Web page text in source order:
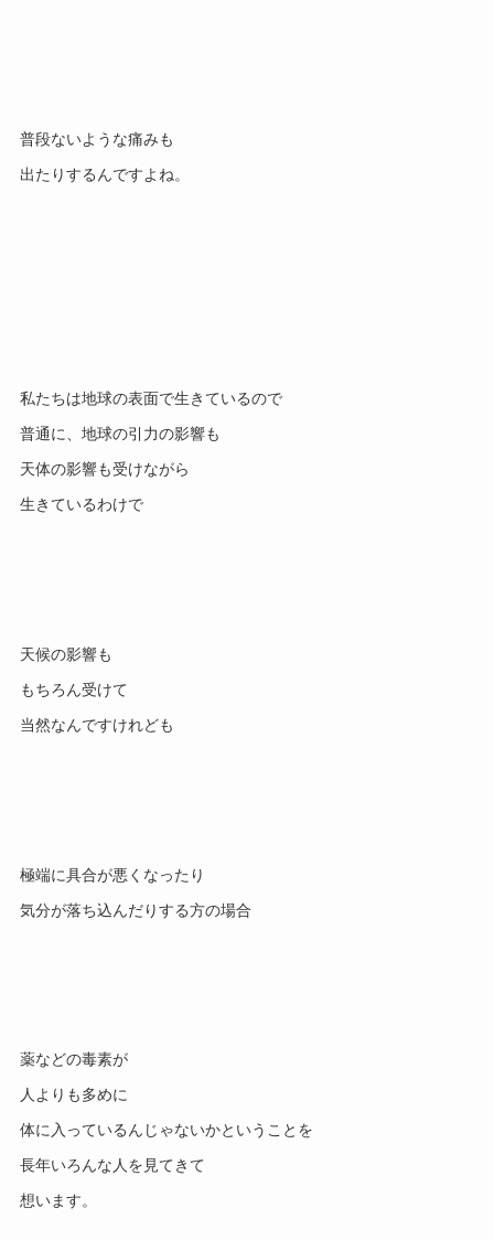
普段ないような痛みも
出たりするんですよね。
私たちは地球の表面で生きているので
普通に、地球の引力の影響も
天体の影響も受けながら
生きているわけで
天候の影響も
もちろん受けて
当然なんですけれども
極端に具合が悪くなったり
気分が落ち込んだりする方の場合
薬などの毒素が
人よりも多めに
体に入っているんじゃないかということを
長年いろんな人を見てきて
想います。